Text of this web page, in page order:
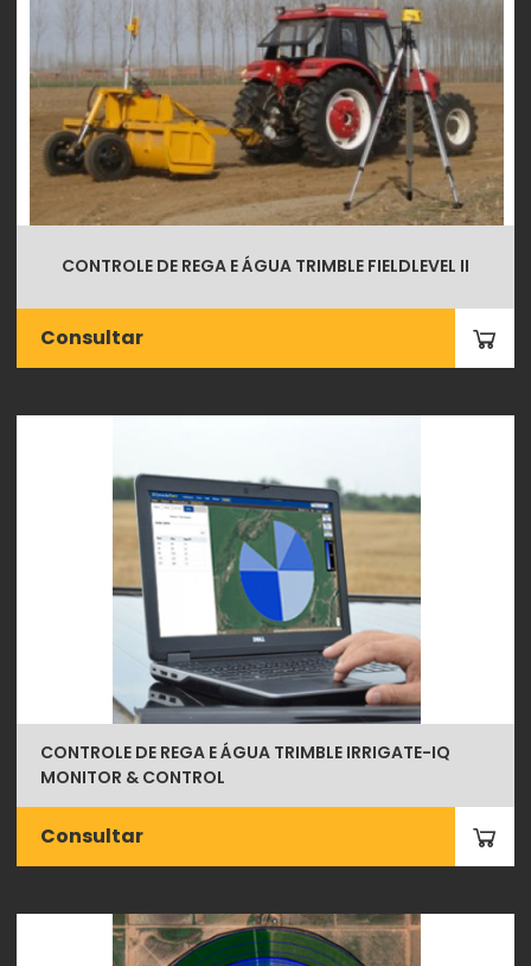
CONTROLE DE REGA E ÁGUA TRIMBLE FIELDLEVEL II
Consultar
CONTROLE DE REGA E ÁGUA TRIMBLE IRRIGATE-IQ
MONITOR & CONTROL
Consultar